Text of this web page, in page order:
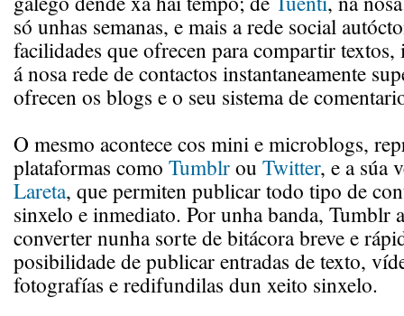
só unhas semanas, e mais a rede social
facilidades que ofrecen para compartir textos,
á nosa rede de contactos instantaneamente
ofrecen os blogs e o seu sistema de
O mesmo acontece cos mini e microblogs,
plataformas como Tumblrou Twitter, e a súa
Lareta, que permiten publicar todo tipo de
sinxelo e inmediato. Por unha banda, Tumblr
converter nunha sorte de bitácora breve e
posibilidade de publicar entradas de texto,
fotografías e redifundilas dun xeito sinxelo.